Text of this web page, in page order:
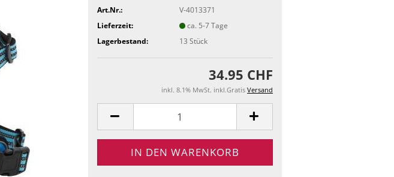
Art.Nr.:
V-4013371
Lieferzeit:
ca. 5-7 Tage
Lagerbestand:
13 Stück
34.95 CHF
inkl. 8.1% MwSt. inkl.Gratis Versand